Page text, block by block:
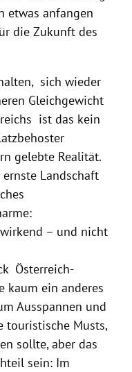
etwas anfangen
die Zukunft des
sich wieder
Gleichgewicht
ist das kein
gelebte Realität.
Landschaft
– und nicht
Österreich-
kaum ein anderes
Ausspannen und
touristische Musts,
sollte, aber das
sein: Im